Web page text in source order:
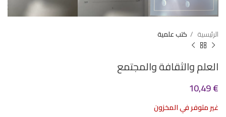
الرئيسية كتب علمية
العلم والثقافة والمجتمع
10,49€
غير متوفر في المخزون